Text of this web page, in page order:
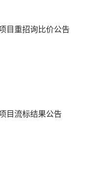
目重招询比价公告
目流标结果公告